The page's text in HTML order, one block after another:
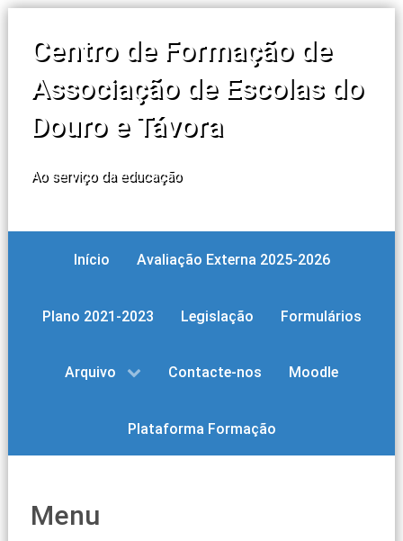
Centro de Formação de
Associação de Escolas do
Douro e Távora
Ao serviço da educação
Início Avaliação Externa 2025-2026
Plano 2021-2023 Legislação Formulários
Arquivo Contacte-nos Moodle
Plataforma Formação
Menu